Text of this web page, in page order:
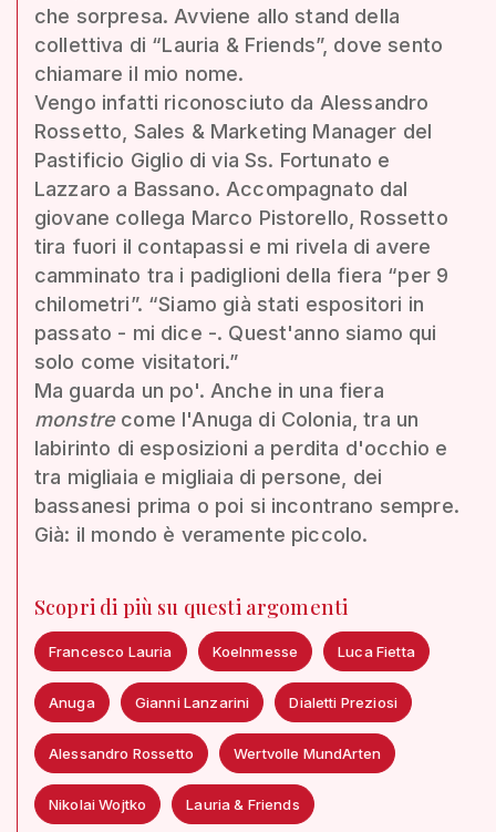
che sorpresa. Avviene allo stand della
collettiva di “Lauria & Friends”, dove sento
chiamare il mio nome.
Vengo infatti riconosciuto da Alessandro
Rossetto, Sales & Marketing Manager del
Pastificio Giglio di via Ss. Fortunato e
Lazzaro a Bassano. Accompagnato dal
giovane collega Marco Pistorello, Rossetto
tira fuori il contapassi e mi rivela di avere
camminato tra i padiglioni della fiera “per 9
chilometri”. “Siamo già stati espositori in
passato - mi dice -. Quest'anno siamo qui
solo come visitatori.”
Ma guarda un po'. Anche in una fiera
monstrecome l'Anuga di Colonia, tra un
labirinto di esposizioni a perdita d'occhio e
tra migliaia e migliaia di persone, dei
bassanesi prima o poi si incontrano sempre.
Già: il mondo è veramente piccolo.
Scopri di più su questi argomenti
Francesco Lauria Koelnmesse Luca Fietta
Anuga Gianni Lanzarini Dialetti Preziosi
Alessandro Rossetto Wertvolle MundArten
Nikolai Wojtko Lauria & Friends